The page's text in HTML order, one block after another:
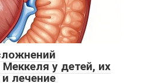
у детей, их
лечение